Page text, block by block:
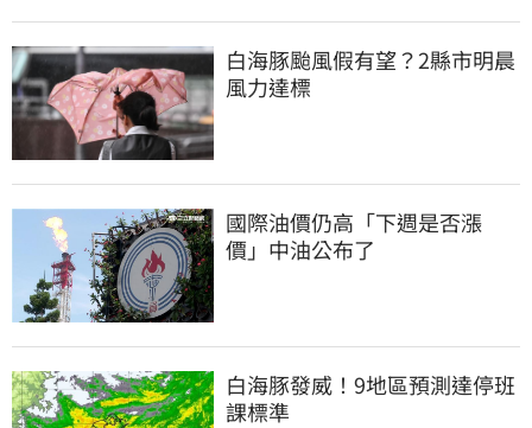
白海豚颱風假有望？2縣市明晨
風力達標
國際油價仍高「下週是否漲
價」中油公布了
白海豚發威！9地區預測達停班
課標準